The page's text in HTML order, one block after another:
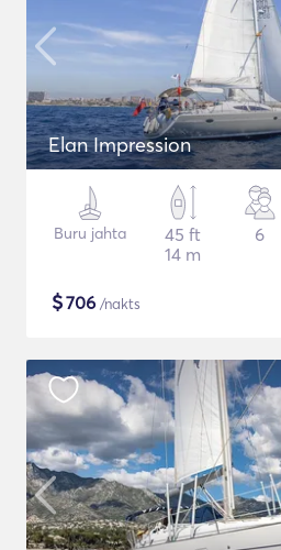
Elan Impression
Buru jahta
45 ft
14 m
6
$706 /nakts